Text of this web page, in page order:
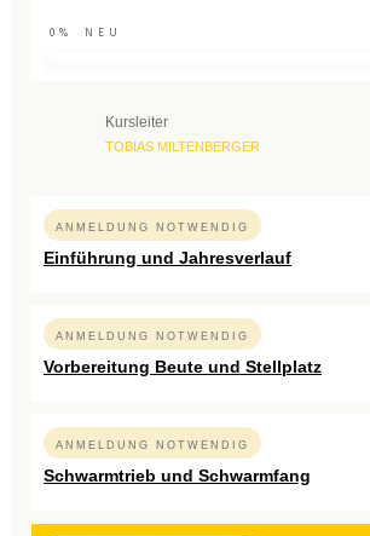
0% NEU
Kursleiter
TOBIAS MILTENBERGER
ANMELDUNG NOTWENDIG
Einführung und Jahresverlauf
ANMELDUNG NOTWENDIG
Vorbereitung Beute und Stellplatz
ANMELDUNG NOTWENDIG
Schwarmtrieb und Schwarmfang